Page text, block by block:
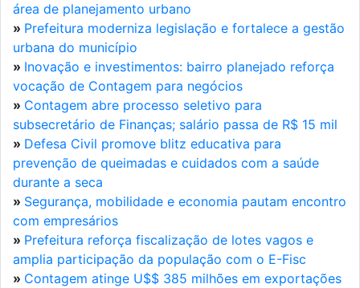
área de planejamento urbano
» Prefeitura moderniza legislação e fortalece a gestão
urbana do município
» Inovação e investimentos: bairro planejado reforça
vocação de Contagem para negócios
» Contagem abre processo seletivo para
subsecretário de Finanças; salário passa de R$ 15 mil
» Defesa Civil promove blitz educativa para
prevenção de queimadas e cuidados com a saúde
durante a seca
» Segurança, mobilidade e economia pautam encontro
com empresários
» Prefeitura reforça fiscalização de lotes vagos e
amplia participação da população com o E-Fisc
» Contagem atinge U$$ 385 milhões em exportações